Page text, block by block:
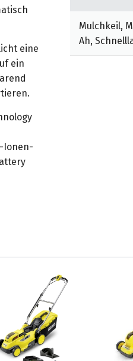
eine
ein
Ionen-
Mulchkeil,
Ah,